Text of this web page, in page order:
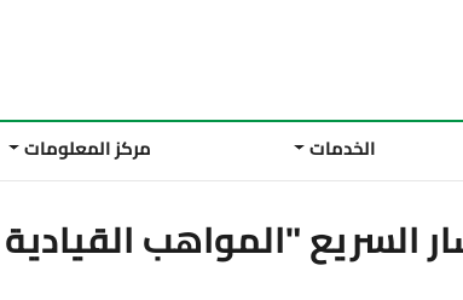
الخدمات مركز المعلومات
السريع "المواهب